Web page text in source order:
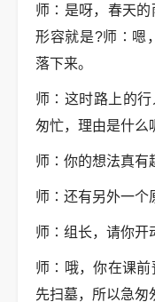
师 ∶ 是呀，春天
形容就是?师 ∶ 嗯
落下来。
师 ∶ 这时路上的
匆忙，理由是什么
师 ∶ 你的想法真有
师 ∶ 还有另外一个
师 ∶ 组长，请你开
师 ∶ 哦，你在课
先扫墓，所以急匆